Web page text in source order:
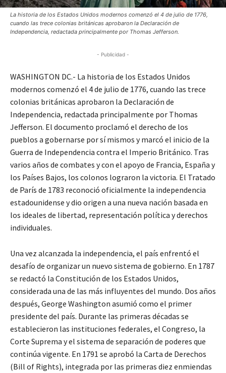
La historia de los Estados Unidos modernos comenzó el 4 de julio de 1776,
cuando las trece colonias británicas aprobaron la Declaración de
Independencia, redactada principalmente por Thomas Jefferson.
- Publicidad -
WASHINGTON DC.- La historia de los Estados Unidos
modernos comenzó el 4 de julio de 1776, cuando las trece
colonias británicas aprobaron la Declaración de
Independencia, redactada principalmente por Thomas
Jefferson. El documento proclamó el derecho de los
pueblos a gobernarse por sí mismos y marcó el inicio de la
Guerra de Independencia contra el Imperio Británico. Tras
varios años de combates y con el apoyo de Francia, España y
los Países Bajos, los colonos lograron la victoria. El Tratado
de París de 1783 reconoció oficialmente la independencia
estadounidense y dio origen a una nueva nación basada en
los ideales de libertad, representación política y derechos
individuales.
Una vez alcanzada la independencia, el país enfrentó el
desafío de organizar un nuevo sistema de gobierno. En 1787
se redactó la Constitución de los Estados Unidos,
considerada una de las más influyentes del mundo. Dos años
después, George Washington asumió como el primer
presidente del país. Durante las primeras décadas se
establecieron las instituciones federales, el Congreso, la
Corte Suprema y el sistema de separación de poderes que
continúa vigente. En 1791 se aprobó la Carta de Derechos
(Bill of Rights), integrada por las primeras diez enmiendas